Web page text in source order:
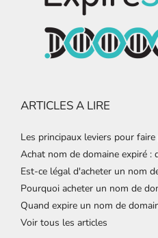
ARTICLES A LIRE
Les principaux leviers pour
Achat nom de domaine expiré :
Est-ce légal d'acheter un nom
Pourquoi acheter un nom de
Quand expire un nom de
Voir tous les articles